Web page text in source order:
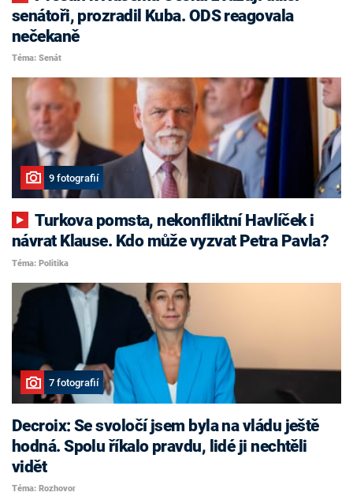
senátoři, prozradil Kuba. ODS reagovala
nečekaně
Téma: Senát
9 fotografií
Turkova pomsta, nekonfliktní Havlíček i
návrat Klause. Kdo může vyzvat Petra Pavla?
Téma: Politika
7 fotografií
Decroix: Se svoločí jsem byla na vládu ještě
hodná. Spolu říkalo pravdu, lidé ji nechtěli
vidět
Téma: Rozhovor